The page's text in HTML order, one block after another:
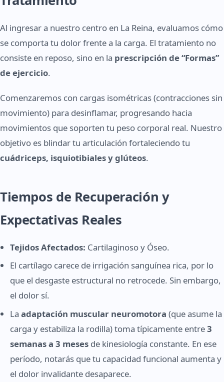
Al ingresar a nuestro centro en La Reina, evaluamos cómo
se comporta tu dolor frente a la carga. El tratamiento no
consiste en reposo, sino en la prescripción de “Formas”
de ejercicio.
Comenzaremos con cargas isométricas (contracciones sin
movimiento) para desinflamar, progresando hacia
movimientos que soporten tu peso corporal real. Nuestro
objetivo es blindar tu articulación fortaleciendo tu
cuádriceps, isquiotibiales y glúteos.
Tiempos de Recuperación y
Expectativas Reales
Tejidos Afectados: Cartilaginoso y Óseo.
El cartílago carece de irrigación sanguínea rica, por lo
que el desgaste estructural no retrocede. Sin embargo,
el dolor sí.
La adaptación muscular neuromotora (que asume la
carga y estabiliza la rodilla) toma típicamente entre3
semanas a 3 meses de kinesiología constante. En ese
período, notarás que tu capacidad funcional aumenta y
el dolor invalidante desaparece.